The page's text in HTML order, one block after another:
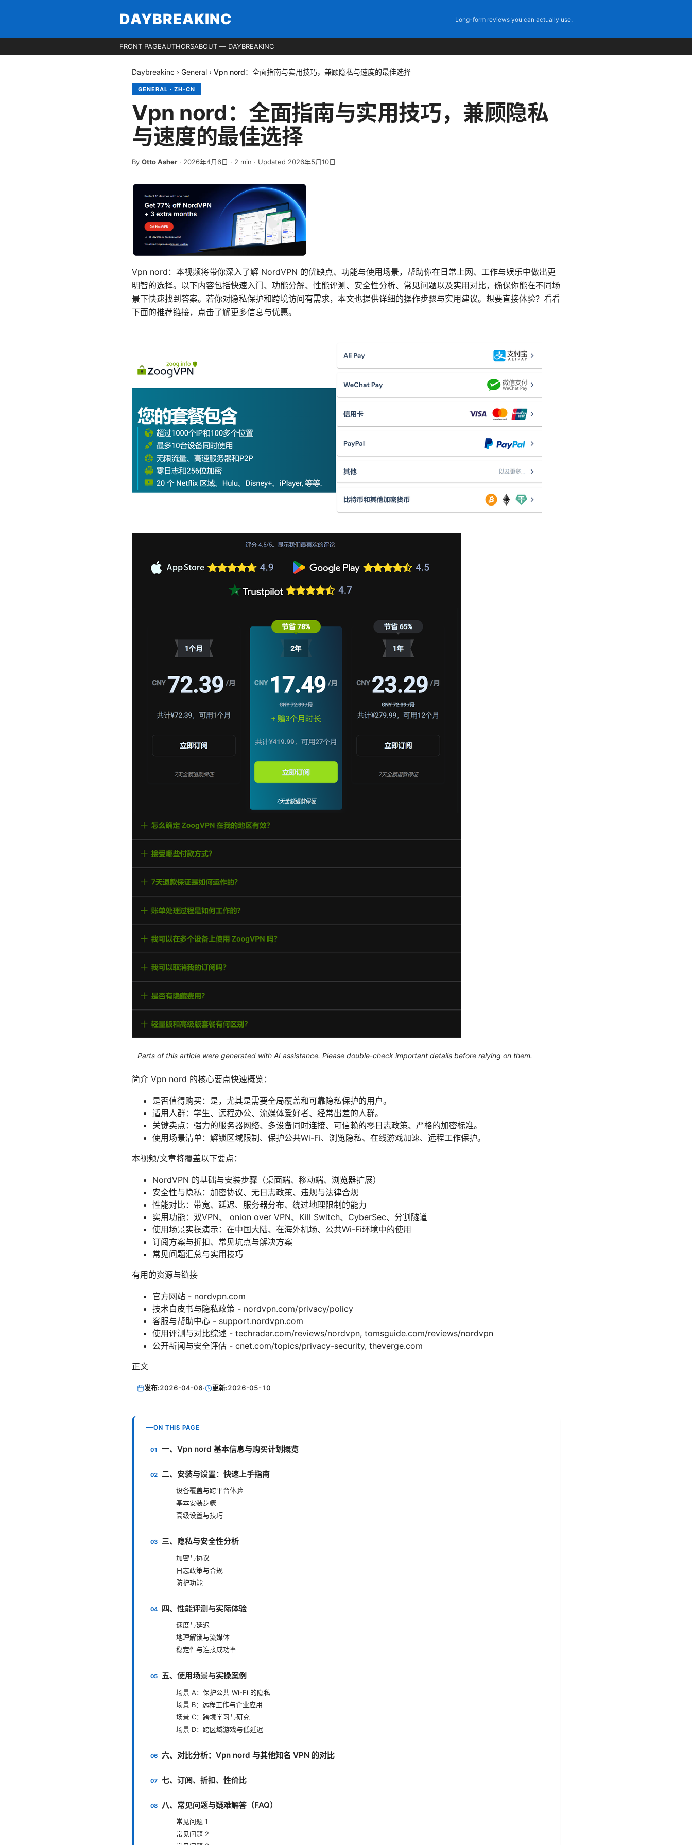
DAYBREAKINC Long-form reviews you can actually use.
FRONT PAGEAUTHORSABOUT — DAYBREAKINC
Daybreakinc › General › Vpn nord：全面指南与实用技巧，兼顾隐私与速度的最佳选择
GENERAL · ZH-CN
Vpn nord：全面指南与实用技巧，兼顾隐私
与速度的最佳选择
By Otto Asher · 2026年4月6日 · 2 min · Updated 2026年5月10日
Vpn nord：本视频将带你深入了解 NordVPN 的优缺点、功能与使用场景，帮助你在日常上网、工作与娱乐中做出更
明智的选择。以下内容包括快速入门、功能分解、性能评测、安全性分析、常见问题以及实用对比，确保你能在不同场
景下快速找到答案。若你对隐私保护和跨境访问有需求，本文也提供详细的操作步骤与实用建议。想要直接体验？看看
下面的推荐链接，点击了解更多信息与优惠。
Parts of this article were generated with AI assistance. Please double-check important details before relying on them.
简介 Vpn nord 的核心要点快速概览：
是否值得购买：是，尤其是需要全局覆盖和可靠隐私保护的用户。
适用人群：学生、远程办公、流媒体爱好者、经常出差的人群。
关键卖点：强力的服务器网络、多设备同时连接、可信赖的零日志政策、严格的加密标准。
使用场景清单：解锁区域限制、保护公共Wi-Fi、浏览隐私、在线游戏加速、远程工作保护。
本视频/文章将覆盖以下要点：
NordVPN 的基础与安装步骤（桌面端、移动端、浏览器扩展）
安全性与隐私：加密协议、无日志政策、违规与法律合规
性能对比：带宽、延迟、服务器分布、绕过地理限制的能力
实用功能：双VPN、 onion over VPN、Kill Switch、CyberSec、分割隧道
使用场景实操演示：在中国大陆、在海外机场、公共Wi-Fi环境中的使用
订阅方案与折扣、常见坑点与解决方案
常见问题汇总与实用技巧
有用的资源与链接
官方网站 - nordvpn.com
技术白皮书与隐私政策 - nordvpn.com/privacy/policy
客服与帮助中心 - support.nordvpn.com
使用评测与对比综述 - techradar.com/reviews/nordvpn, tomsguide.com/reviews/nordvpn
公开新闻与安全评估 - cnet.com/topics/privacy-security, theverge.com
正文
发布:2026-04-06· 更新:2026-05-10
ON THIS PAGE
一、Vpn nord 基本信息与购买计划概览
二、安装与设置：快速上手指南
设备覆盖与跨平台体验
基本安装步骤
高级设置与技巧
三、隐私与安全性分析
加密与协议
日志政策与合规
防护功能
四、性能评测与实际体验
速度与延迟
地理解锁与流媒体
稳定性与连接成功率
五、使用场景与实操案例
场景 A：保护公共 Wi-Fi 的隐私
场景 B：远程工作与企业应用
场景 C：跨境学习与研究
场景 D：跨区域游戏与低延迟
六、对比分析：Vpn nord 与其他知名 VPN 的对比
七、订阅、折扣、性价比
八、常见问题与疑难解答（FAQ）
常见问题 1
常见问题 2